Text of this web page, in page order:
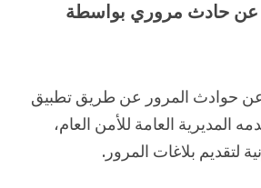
عن حادث مروري بواسطة
عن حوادث المرور عن طريق تطبيق
المديرية العامة للأمن العام،
لتقديم بلاغات المرور.